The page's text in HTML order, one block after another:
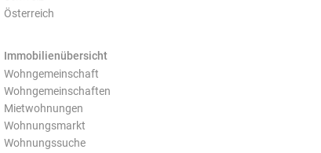
Österreich
Immobilienübersicht
Wohngemeinschaft
Wohngemeinschaften
Mietwohnungen
Wohnungsmarkt
Wohnungssuche